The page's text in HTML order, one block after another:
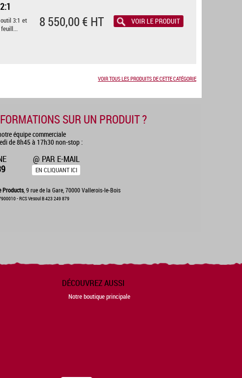
3:1 et
feuill...
8 550,00 € HT VOIR LE PRODUIT
VOIR TOUS LES PRODUITS DE CETTE CATÉGORIE
SUR UN PRODUIT ?
équipe commerciale
de 8h45 à 17h30 non-stop :
@ PAR E-MAIL
EN CLIQUANT ICI
Products, 9 rue de la Gare, 70000 Vallerois-le-Bois
- RCS Vesoul B 423 249 879
DÉCOUVREZ AUSSI
Notre boutique principale